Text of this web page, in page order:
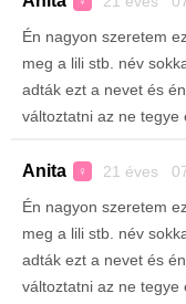
Én nagyon szeretem
meg a lili stb. név
adták ezt a nevet és
változtatni az ne tegye
Anita ♀ 21 éves
Én nagyon szeretem
meg a lili stb. név
adták ezt a nevet és
változtatni az ne tegye